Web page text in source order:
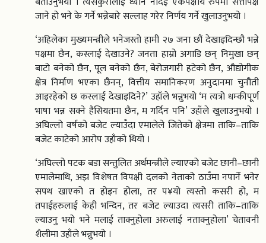
जाने हो भने के गर्ने भन्नेबारे सल्लाह गरेर निर्णय गर्ने खुलाउनुभयो ।
‘अहिलेका मुख्यमन्त्रीले भनेजस्तो हामी २७ जना छौं देखाइदिन्छौ भन्ने
पक्षमा छैन, कस्लाई देखाउने? जनता हाम्रो अगाडि छन् निमुखा छन्
बाटो बनेको छैन, पूल बनेको छैन, बेरोजगारी हटेको छैन, औद्योगीक
क्षेत्र निर्माण भएका छैनन्, वित्तीय समानिकरण अनुदानमा चुनौती
आइरहेको छ कस्लाई देखाइदिने?’ उहाँले भन्नुभयो ‘म त्यत्रो धम्कीपूर्ण
भाषा भन्न सक्ने हैसियतमा छैन, म गर्दिन पनि’ उहाँले खुलाउनुभयो ।
अघिल्लो वर्षको बजेट ल्याउँदा एमालेले जितेको क्षेत्रमा ताकि–ताकि
बजेट काटेको आरोप उहाँको थियो ।
‘अघिल्लो पटक बडा सन्तुलित अर्थमन्त्रीले ल्याएको बजेट छानी–छानी
एमालेमाथि, अझ विशेषत विपक्षी दलको नेताको ठाउँमा नपार्ने भनेर
सपथ खाएको त होइन होला, तर प¥यो त्यस्तो कसरी हो, म
तपाईहरुलाई केही भन्दिन, तर बजेट ल्याउदा त्यसरी ताकि–ताकि
ल्याउनु भयो भने मलाई ताक्नुहोला अरुलाई नताक्नुहोला’ चेतावनी
शैलीमा उहाँले भन्नुभयो ।